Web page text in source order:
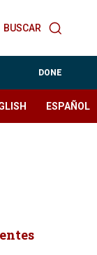
BUSCAR
DONE
ESPAÑOL